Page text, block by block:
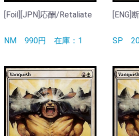
[Foil][JPN]応酬/Retaliate
NM 990円 在庫：1
[ENG]
SP